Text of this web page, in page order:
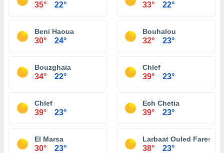
35° 22° 33° 22°
Beni Haoua
30° 24°
Bouhalou
32° 23°
Bouzghaia
34° 22°
Chlef
39° 23°
Chlef
39° 23°
Ech Chetia
39° 23°
El Marsa
30° 23°
Larbaat Ouled Fares
38° 23°